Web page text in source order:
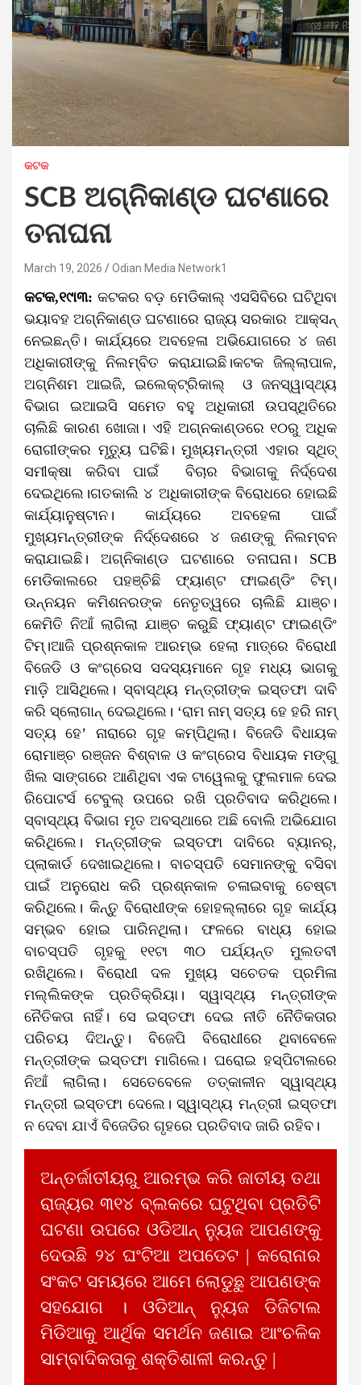
କଟକ
SCB ଅଗ୍ନିକାଣ୍ଡ ଘଟଣାରେ
ତନାଘନା
March 19, 2026 Odian Media Network1
କଟକ,୧୯ା୩: କଟକର ବଡ଼ ମେଡିକାଲ୍ ଏସସିବିରେ ଘଟିଥିବା
ଭୟାବହ ଅଗ୍ନିକାଣ୍ଡ ଘଟଣାରେ ରାଜ୍ୟ ସରକାର ଆକ୍ସନ୍
ନେଇଛନ୍ତି। କାର୍ଯ୍ୟରେ ଅବହେଳା ଅଭିଯୋଗରେ ୪ ଜଣ
ଅଧିକାରୀଙ୍କୁ ନିଲମ୍ବିତ କରାଯାଇଛି।କଟକ ଜିଲ୍ଲାପାଳ,
ଅଗ୍ନିଶମ ଆଇଜି, ଇଲେକ୍ଟ୍ରିକାଲ୍ ଓ ଜନସ୍ୱାସ୍ଥ୍ୟ
ବିଭାଗ ଇଆଇସି ସମେତ ବହୁ ଅଧିକାରୀ ଉପସ୍ଥିତିରେ
ଚାଲିଛି କାରଣ ଖୋଜା। ଏହି ଅଗ୍ନକାଣ୍ଡରେ ୧୦ରୁ ଅଧିକ
ରୋଗୀଙ୍କର ମୃତ୍ୟୁ ଘଟିଛି। ମୁଖ୍ୟମନ୍ତ୍ରୀ ଏହାର ସ୍ଥିତ୍
ସମୀକ୍ଷା କରିବା ପାଇଁ ବିଚାର ବିଭାଗକୁ ନିର୍ଦ୍ଦେଶ
ଦେଇଥିଲେ।ଗତକାଲି ୪ ଅଧିକାରୀଙ୍କ ବିରୋଧରେ ହୋଇଛି
କାର୍ଯ୍ୟାନୁଷ୍ଟାନ। କାର୍ଯ୍ୟରେ ଅବହେଳା ପାଇଁ
ମୁଖ୍ୟମନ୍ତ୍ରୀଙ୍କ ନିର୍ଦ୍ଦେଶରେ ୪ ଜଣଙ୍କୁ ନିଲମ୍ବନ
କରାଯାଇଛି। ଅଗ୍ନିକାଣ୍ଡ ଘଟଣାରେ ତନାଘନା। SCB
ମେଡିକାଲରେ ପହଞ୍ଚିଛି ଫ୍ୟାଣ୍ଟ ଫାଇଣ୍ଡିଂ ଟିମ୍।
ଉନ୍ନୟନ କମିଶନରଙ୍କ ନେତୃତ୍ୱରେ ଚାଲିଛି ଯାଞ୍ଚ।
କେମିତି ନିଆଁ ଲାଗିଲା ଯାଞ୍ଚ କରୁଛି ଫ୍ୟାଣ୍ଟ ଫାଇଣ୍ଡିଂ
ଟିମ୍।ଆଜି ପ୍ରଶ୍ନକାଳ ଆରମ୍ଭ ହେଲା ମାତ୍ରେ ବିରୋଧୀ
ବିଜେଡି ଓ କଂଗ୍ରେସ ସଦସ୍ୟମାନେ ଗୃହ ମଧ୍ୟ ଭାଗକୁ
ମାଡ଼ି ଆସିଥିଲେ। ସ୍ବାସ୍ଥ୍ୟ ମନ୍ତ୍ରୀଙ୍କ ଇସ୍ତଫା ଦାବି
କରି ସ୍ଲୋଗାନ୍ ଦେଇଥିଲେ। ‘ରାମ ନାମ୍‌ ସତ୍ୟ ହେ ହରି ନାମ୍‌
ସତ୍ୟ ହେ’ ନାରାରେ ଗୃହ କମ୍ପିଥିଲା। ବିଜେଡି ବିଧାୟକ
ରୋମାଞ୍ଚ ରଞ୍ଜନ ବିଶ୍ବାଳ ଓ କଂଗ୍ରେସ ବିଧାୟକ ମଙ୍ଗୁ
ଖିଲ ସାଙ୍ଗରେ ଆଣିଥିବା ଏକ ଟାୱେଲକୁ ଫୁଲମାଳ ଦେଇ
ରିପୋଟର୍ସ ଟେବୁଲ୍ ଉପରେ ରଖି ପ୍ରତିବାଦ କରିଥିଲେ।
ସ୍ବାସ୍ଥ୍ୟ ବିଭାଗ ମୃତ ଅବସ୍ଥାରେ ଅଛି ବୋଲି ଅଭିଯୋଗ
କରିଥିଲେ। ମନ୍ତ୍ରୀଙ୍କ ଇସ୍ତଫା ଦାବିରେ ବ୍ୟାନର୍,
ପ୍ଲାକାର୍ଡ ଦେଖାଇଥିଲେ। ବାଚସ୍ପତି ସେମାନଙ୍କୁ ବସିବା
ପାଇଁ ଅନୁରୋଧ କରି ପ୍ରଶ୍ନକାଳ ଚଳାଇବାକୁ ଚେଷ୍ଟା
କରିଥିଲେ। କିନ୍ତୁ ବିରୋଧୀଙ୍କ ହୋହଲ୍ଲାରେ ଗୃହ କାର୍ଯ୍ୟ
ସମ୍ଭବ ହୋଇ ପାରିନଥିଲା। ଫଳରେ ବାଧ୍ୟ ହୋଇ
ବାଚସ୍ପତି ଗୃହକୁ ୧୧ଟା ୩୦ ପର୍ଯ୍ୟନ୍ତ ମୁଲତବୀ
ରଖିଥିଲେ। ବିରୋଧୀ ଦଳ ମୁଖ୍ୟ ସଚେତକ ପ୍ରମିଳା
ମଲ୍ଲିକଙ୍କ ପ୍ରତିକ୍ରିୟା। ସ୍ୱାସ୍ଥ୍ୟ ମନ୍ତ୍ରୀଙ୍କ
ନୈତିକତା ନାହିଁ। ସେ ଇସ୍ତଫା ଦେଇ ନୀତି ନୈତିକତାର
ପରିଚୟ ଦିଅନ୍ତୁ। ବିଜେପି ବିରୋଧୀରେ ଥିବାବେଳେ
ମନ୍ତ୍ରୀଙ୍କ ଇସ୍ତଫା ମାଗିଲେ। ଘରୋଇ ହସ୍ପିଟାଲରେ
ନିଆଁ ଲାଗିଲା। ସେତେବେଳେ ତତ୍କାଳୀନ ସ୍ୱାସ୍ଥ୍ୟ
ମନ୍ତ୍ରୀ ଇସ୍ତଫା ଦେଲେ। ସ୍ୱାସ୍ଥ୍ୟ ମନ୍ତ୍ରୀ ଇସ୍ତଫା
ନ ଦେବା ଯାଏଁ ବିଜେଡିର ଗୃହରେ ପ୍ରତିବାଦ ଜାରି ରହିବ।
ଅନ୍ତର୍ଜାତୀୟରୁ ଆରମ୍ଭ କରି ଜାତୀୟ ତଥା
ରାଜ୍ୟର ୩୧୪ ବ୍ଲକରେ ଘଟୁଥିବା ପ୍ରତିଟି
ଘଟଣା ଉପରେ ଓଡିଆନ୍ ନ୍ୟୁଜ ଆପଣଙ୍କୁ
ଦେଉଛି ୨୪ ଘଂଟିଆ ଅପଡେଟ | କରୋନାର
ସଂକଟ ସମୟରେ ଆମେ ଲୋଡୁଛୁ ଆପଣଙ୍କ
ସହଯୋଗ । ଓଡିଆନ୍ ନ୍ୟୁଜ ଡିଜିଟାଲ
ମିଡିଆକୁ ଆର୍ଥିକ ସମର୍ଥନ ଜଣାଇ ଆଂଚଳିକ
ସାମ୍ବାଦିକତାକୁ ଶକ୍ତିଶାଳୀ କରନ୍ତୁ |